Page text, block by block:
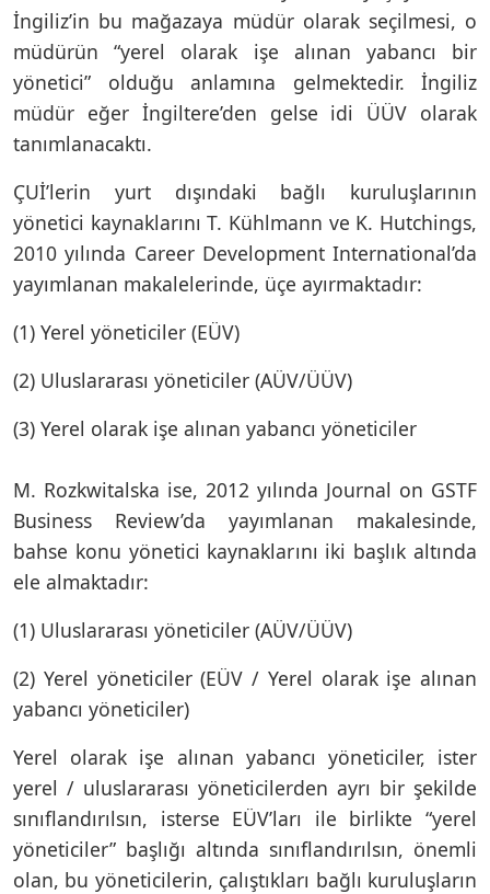
İngiliz’in bu mağazaya müdür olarak seçilmesi, o
müdürün “yerel olarak işe alınan yabancı bir
yönetici” olduğu anlamına gelmektedir. İngiliz
müdür eğer İngiltere’den gelse idi ÜÜV olarak
tanımlanacaktı.
ÇUİ’lerin yurt dışındaki bağlı kuruluşlarının
yönetici kaynaklarını T. Kühlmann ve K. Hutchings,
2010 yılında Career Development International’da
yayımlanan makalelerinde, üçe ayırmaktadır:
(1) Yerel yöneticiler (EÜV)
(2) Uluslararası yöneticiler (AÜV/ÜÜV)
(3) Yerel olarak işe alınan yabancı yöneticiler
M. Rozkwitalska ise, 2012 yılında Journal on GSTF
Business Review’da yayımlanan makalesinde,
bahse konu yönetici kaynaklarını iki başlık altında
ele almaktadır:
(1) Uluslararası yöneticiler (AÜV/ÜÜV)
(2) Yerel yöneticiler (EÜV / Yerel olarak işe alınan
yabancı yöneticiler)
Yerel olarak işe alınan yabancı yöneticiler, ister
yerel / uluslararası yöneticilerden ayrı bir şekilde
sınıflandırılsın, isterse EÜV’ları ile birlikte “yerel
yöneticiler” başlığı altında sınıflandırılsın, önemli
olan, bu yöneticilerin, çalıştıkları bağlı kuruluşların